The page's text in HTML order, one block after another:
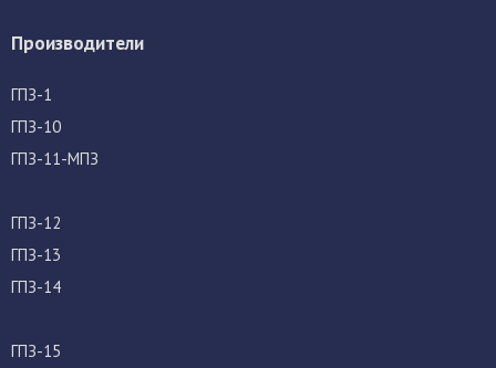
Производители
ГПЗ-1
ГПЗ-10
ГПЗ-11-МПЗ
ГПЗ-12
ГПЗ-13
ГПЗ-14
ГПЗ-15